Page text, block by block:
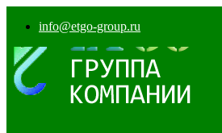
info@etgo-group.ru